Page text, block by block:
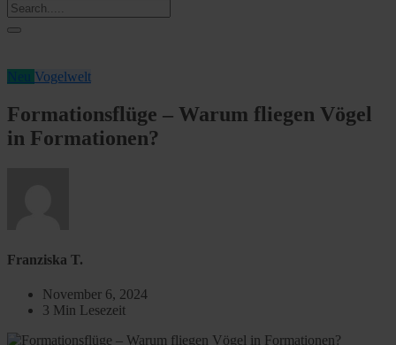
Vogelwelt
Formationsflüge – Warum fliegen Vögel
in Formationen?
Franziska T.
November 6, 2024
3 Min Lesezeit